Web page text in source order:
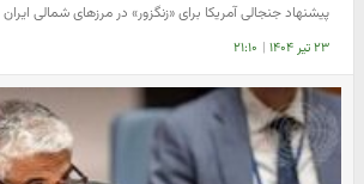
پیشنهاد جنجالی آمریکا برای «زنگزور» در مرزهای شمالی ایران
۲۳ تیر ۱۴۰۴ | ۲۱:۱۰